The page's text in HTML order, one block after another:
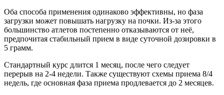
Оба способа применения одинаково эффективны, но фаза
загрузки может повышать нагрузку на почки. Из-за этого
большинство атлетов постепенно отказываются от неё,
предпочитая стабильный прием в виде суточной дозировки в
5 грамм.
Стандартный курс длится 1 месяц, после чего следует
перерыв на 2-4 недели. Также существуют схемы приема 8/4
недель, где основная фаза приема продлевается до 2 месяцев.